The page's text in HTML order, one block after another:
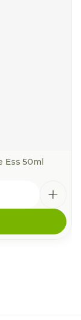
Ess 50ml